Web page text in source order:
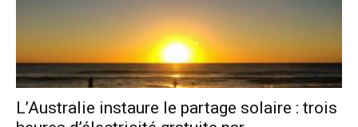
L’Australie instaure le partage solaire : trois